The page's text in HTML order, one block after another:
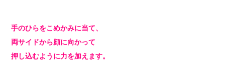
手のひらをこめかみに当て、
両サイドから顔に向かって
押し込むように力を加えます。